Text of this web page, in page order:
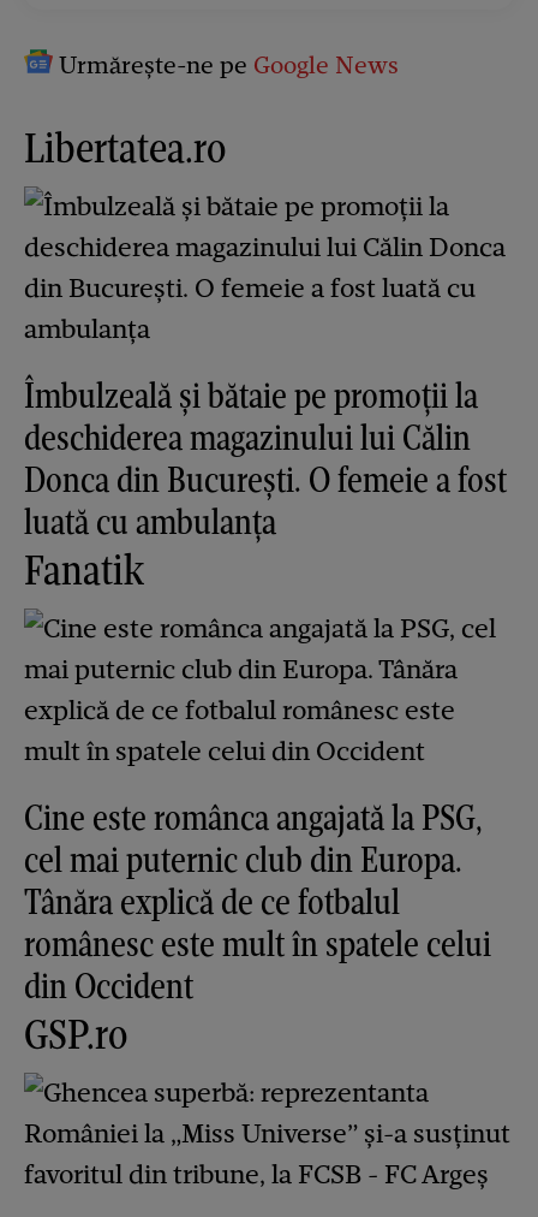
Urmărește-ne pe Google News
Libertatea.ro
Îmbulzeală și bătaie pe promoții la
deschiderea magazinului lui Călin
Donca din București. O femeie a fost
luată cu ambulanța
Fanatik
Cine este românca angajată la PSG,
cel mai puternic club din Europa.
Tânăra explică de ce fotbalul
românesc este mult în spatele celui
din Occident
GSP.ro